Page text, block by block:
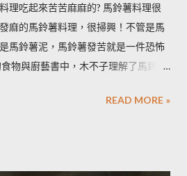
理吃起來苦苦麻麻的? 馬鈴薯料理很
麻的馬鈴薯料理，很掃興！不管是馬
馬鈴薯泥，馬鈴薯發苦就是一件恐怖
物與廚藝書中，木不子理解了馬鈴薯
常嗎？ 正常。馬鈴薯以含有大量茄
READ MORE »